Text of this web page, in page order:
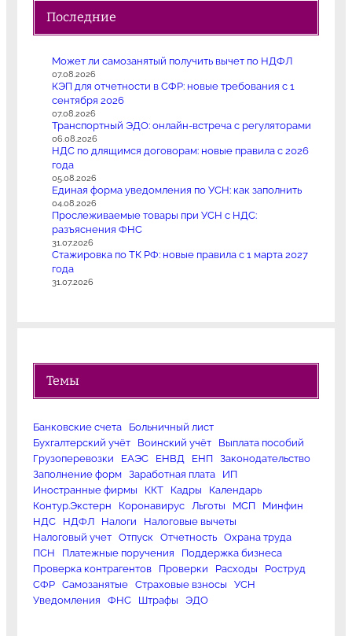
Последние
Может ли самозанятый получить вычет по НДФЛ
07.08.2026
КЭП для отчетности в СФР: новые требования с 1
сентября 2026
07.08.2026
Транспортный ЭДО: онлайн-встреча с регуляторами
06.08.2026
НДС по длящимся договорам: новые правила с 2026
года
05.08.2026
Единая форма уведомления по УСН: как заполнить
04.08.2026
Прослеживаемые товары при УСН с НДС:
разъяснения ФНС
31.07.2026
Стажировка по ТК РФ: новые правила с 1 марта 2027
года
31.07.2026
Темы
Банковские счета
Больничный лист
Бухгалтерский учёт
Воинский учёт
Выплата пособий
Грузоперевозки
ЕАЭС ЕНВД ЕНП
Законодательство
Заполнение форм
Заработная плата
ИП
Иностранные фирмы
ККТ Кадры
Календарь
Контур.Экстерн
Коронавирус Льготы МСП
Минфин
НДС
НДФЛ Налоги
Налоговые вычеты
Налоговый учет
Отпуск Отчетность
Охрана труда
ПСН
Платежные поручения
Поддержка бизнеса
Проверка контрагентов
Проверки Расходы
Роструд
СФР
Самозанятые Страховые взносы
УСН
Уведомления
ФНС Штрафы ЭДО